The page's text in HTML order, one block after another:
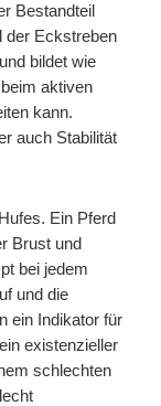
Bestandteil
der Eckstreben
bildet wie
aktiven
kann.
auch Stabilität
Ein Pferd
Brust und
bei jedem
und die
ein Indikator für
existenzieller
schlechten